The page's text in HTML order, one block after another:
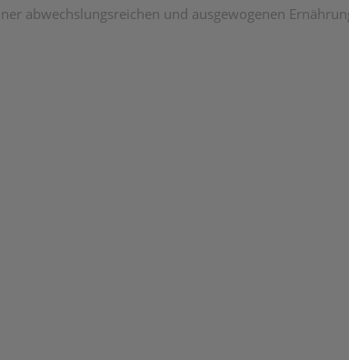
abwechslungsreichen und ausgewogenen